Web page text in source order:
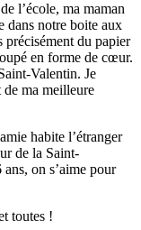
l’école, ma maman
dans notre boite aux
précisément du papier
en forme de cœur.
Valentin. Je
ma meilleure
habite l’étranger
de la Saint-
on s’aime pour
toutes !